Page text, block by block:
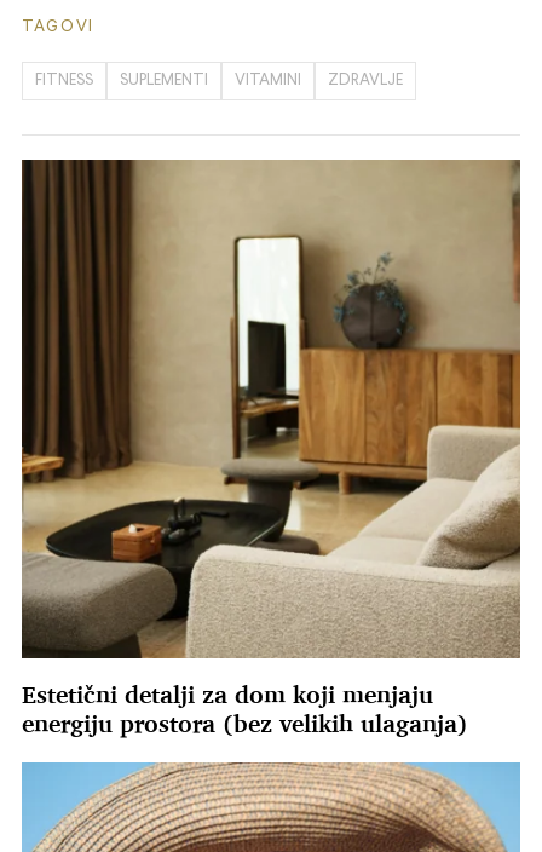
TAGOVI
FITNESS SUPLEMENTI VITAMINI ZDRAVLJE
Estetični detalji za dom koji menjaju
energiju prostora (bez velikih ulaganja)